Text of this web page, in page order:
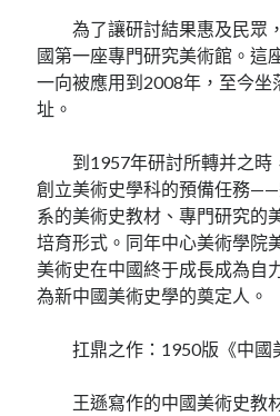
為了讓研討結果惠及民眾
國第一座專門研究美術館。這
一向被應用到2008年，至今坐
址。
到1957年研討所轉并之時
創立美術史學科的預備任務
系的美術史教材、專門研究的
培育形式。同年中心美術學院
美術史在中國終于成長成為自
為新中國美術史學的奠定人。
扛鼎之作：1950版《中國
王遜寫作的中國美術史教